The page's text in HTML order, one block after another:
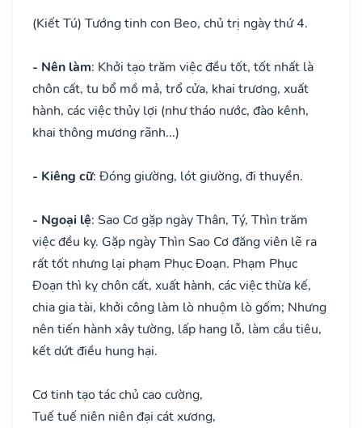
(Kiết Tú) Tướng tinh con Beo, chủ trị ngày thứ 4.
- Nên làm: Khởi tạo trăm việc đều tốt, tốt nhất là
chôn cất, tu bổ mồ mả, trổ cửa, khai trương, xuất
hành, các việc thủy lợi (như tháo nước, đào kênh,
khai thông mương rãnh...)
- Kiêng cữ: Đóng giường, lót giường, đi thuyền.
- Ngoại lệ: Sao Cơ gặp ngày Thân, Tý, Thìn trăm
việc đều kỵ. Gặp ngày Thìn Sao Cơ đăng viên lẽ ra
rất tốt nhưng lại phạm Phục Đoạn. Phạm Phục
Đoạn thì kỵ chôn cất, xuất hành, các việc thừa kế,
chia gia tài, khởi công làm lò nhuộm lò gốm; Nhưng
nên tiến hành xây tường, lấp hang lỗ, làm cầu tiêu,
kết dứt điều hung hại.
Cơ tinh tạo tác chủ cao cường,
Tuế tuế niên niên đại cát xương,